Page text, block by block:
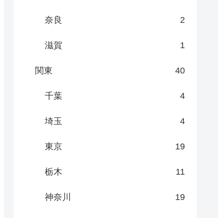
奈良 2
滋賀 1
関東 40
千葉 4
埼玉 4
東京 19
栃木 11
神奈川 19